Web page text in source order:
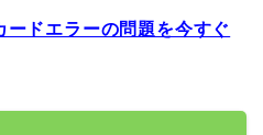
ドエラーの問題を今すぐ